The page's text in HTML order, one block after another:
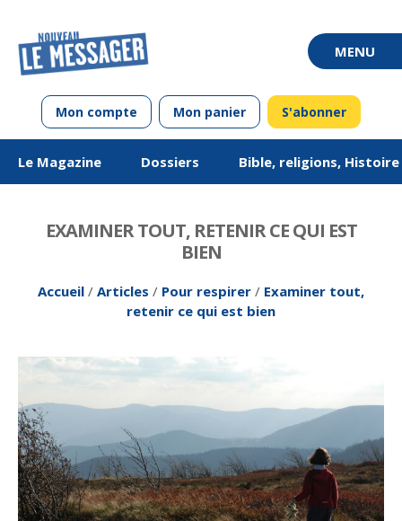
Mon compte Mon panier S'abonner
Le Magazine Dossiers Bible, religions,
alsacien
mars-avril 2013
EXAMINER TOUT, RETENIR CE QUI EST
BIEN
Accueil / Articles / Pour respirer / Examiner tout,
retenir ce qui est bien